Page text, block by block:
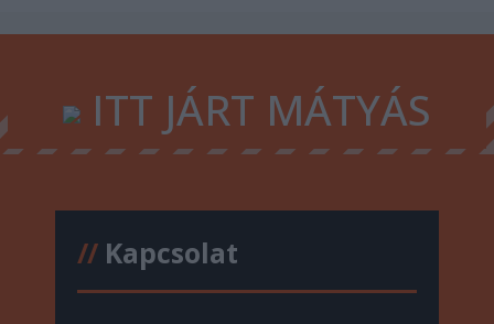
ITT JÁRT MÁTYÁS
//Kapcsolat